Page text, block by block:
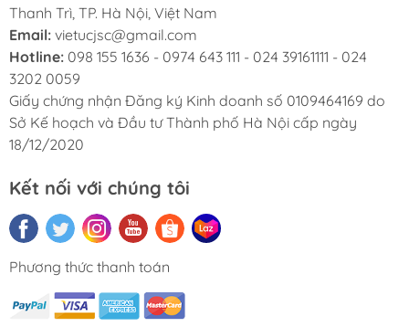
Thanh Trì, TP. Hà Nội, Việt Nam
Email: vietucjsc@gmail.com
Hotline: 098 155 1636 - 0974 643 111 - 024 39161111 - 024
3202 0059
Giấy chứng nhận Đăng ký Kinh doanh số 0109464169 do
Sở Kế hoạch và Đầu tư Thành phố Hà Nội cấp ngày
18/12/2020
Kết nối với chúng tôi
Phương thức thanh toán